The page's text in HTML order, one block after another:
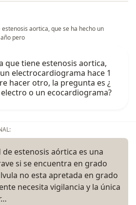
aortica, que se ha hecho un
pero
que tiene estenosis aortica,
electrocardiograma hace 1
hacer otro, la pregunta es ¿
o un ecocardiograma?
estenosis aórtica es una
si se encuentra en grado
no esta apretada en grado
necesita vigilancia y la única